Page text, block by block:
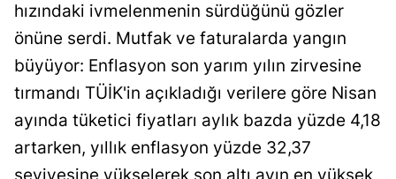
hızındaki ivmelenmenin sürdüğünü gözler
önüne serdi. Mutfak ve faturalarda yangın
büyüyor: Enflasyon son yarım yılın zirvesine
tırmandı TÜİK'in açıkladığı verilere göre Nisan
ayında tüketici fiyatları aylık bazda yüzde 4,18
artarken, yıllık enflasyon yüzde 32,37